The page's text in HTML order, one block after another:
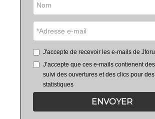
J'accepte de recevoir les e-mails de
J’accepte que ces e-mails contienent
suivi des ouvertures et des clics pour
statistiques
ENVOYER